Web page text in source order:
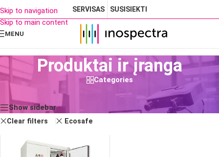
Skip to navigation
Skip to main content
SERVISAS SUSISIEKTI
MENU
Produktai ir įranga
Categories
Rezultatų: 1
Show sidebar
Clear filters Ecosafe